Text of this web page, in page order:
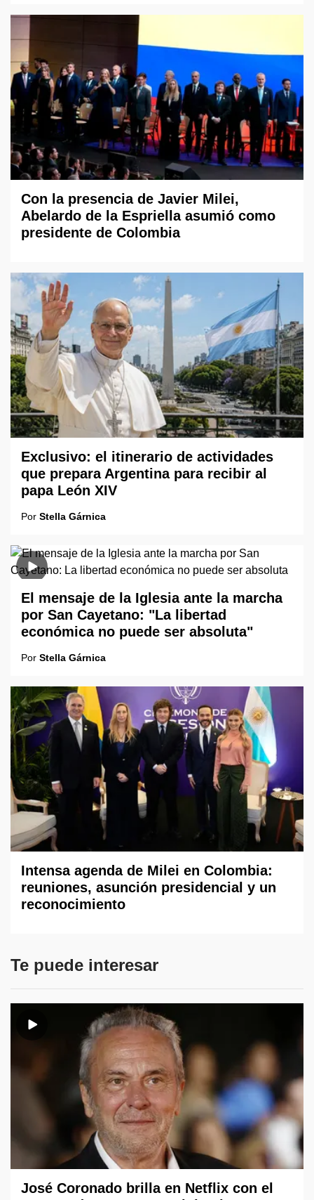
Con la presencia de Javier Milei,
Abelardo de la Espriella asumió como
presidente de Colombia
Exclusivo: el itinerario de actividades
que prepara Argentina para recibir al
papa León XIV
Por Stella Gárnica
El mensaje de la Iglesia ante la marcha
por San Cayetano: "La libertad
económica no puede ser absoluta"
Por Stella Gárnica
Intensa agenda de Milei en Colombia:
reuniones, asunción presidencial y un
reconocimiento
Te puede interesar
José Coronado brilla en Netflix con el